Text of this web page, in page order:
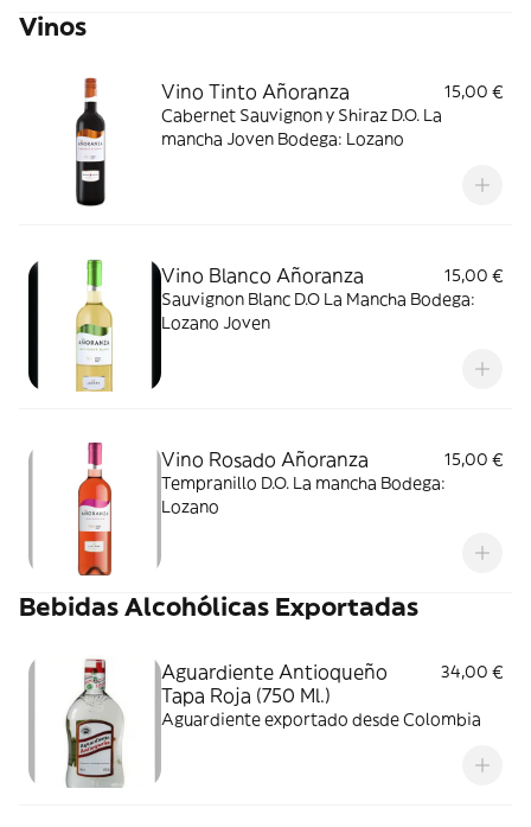
Vinos
Vino Tinto Añoranza
15,00 €
Cabernet Sauvignon y Shiraz D.O. La
mancha Joven Bodega: Lozano
Vino Blanco Añoranza
15,00 €
Sauvignon Blanc D.O La Mancha Bodega:
Lozano Joven
Vino Rosado Añoranza
15,00 €
Tempranillo D.O. La mancha Bodega:
Lozano
Bebidas Alcohólicas Exportadas
Aguardiente Antioqueño
Tapa Roja (750 Ml.)
34,00 €
Aguardiente exportado desde Colombia